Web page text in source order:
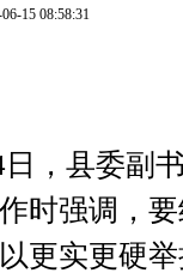
15 08:58:31
，县委副书
时强调，
更实更硬